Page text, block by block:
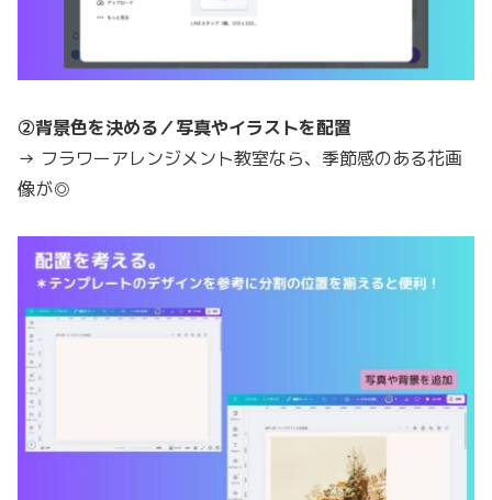
②背景色を決める／写真やイラストを配置
→ フラワーアレンジメント教室なら、季節感のある花画
像が◎